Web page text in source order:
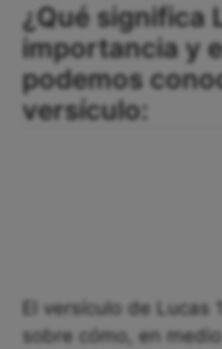
¿Qué significa
importancia y
podemos
versículo:
El versículo de
sobre cómo, en